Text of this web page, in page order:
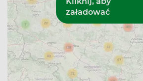
wtedy czynne są krócej, a w
zamknięta.
Pamiętaj, że Apteline to serwis
praktyce oznacza, że online jedynie
wybrane produkty, np. leki lub
zapłacisz za nie przy odbiorze w